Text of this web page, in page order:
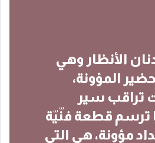
الأنظار وهي
المؤونة،
تراقب سير
ترسم قطعة فنّيّة
مؤونة، هي التي